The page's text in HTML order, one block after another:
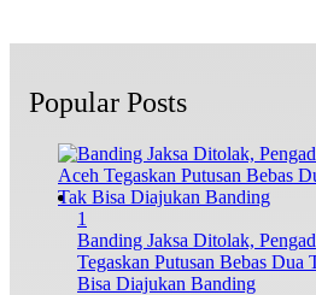
Popular Posts
1
Banding Jaksa Ditolak,
Tegaskan Putusan Bebas
Bisa Diajukan Banding